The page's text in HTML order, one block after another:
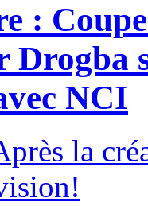
:
Drogba
NCI
la